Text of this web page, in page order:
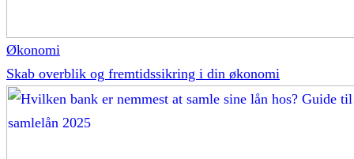
Økonomi
Skab overblik og fremtidssikring i din økonomi